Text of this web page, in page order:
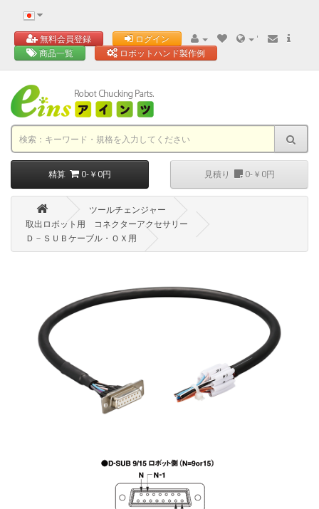
無料会員登録 ログイン
'
商品一覧
ロボットハンド製作例
精算 0-￥0円 見積り 0-￥0円
ツールチェンジャー
取出ロボット用 コネクターアクセサリー
Ｄ－ＳＵＢケーブル・ＯＸ用